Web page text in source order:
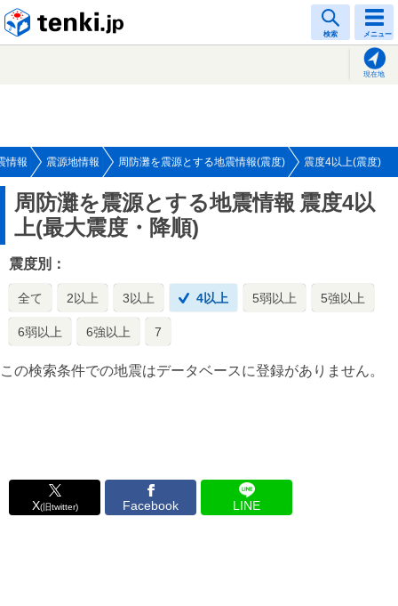
検索 メニュー
現在地
情報 震源地情報 周防灘を震源とする地震情報(震度) 震度4以上(震度)
周防灘を震源とする地震情報 震度4以
上(最大震度・降順)
震度別：
全て 2以上 3以上 4以上 5弱以上 5強以上
6弱以上 6強以上 7
この検索条件での地震はデータベースに登録がありません。
X(旧twitter) Facebook LINE